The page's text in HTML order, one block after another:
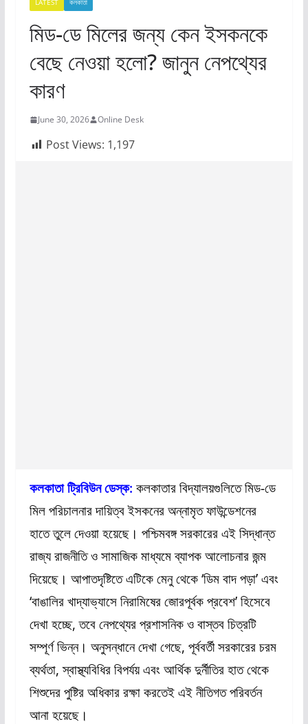
LATEST কলকাতা
মিড-ডে মিলের জন্য কেন ইসকনকে
বেছে নেওয়া হলো? জানুন নেপথ্যের
কারণ
June 30, 2026 Online Desk
Post Views: 1,197
কলকাতা ট্রিবিউন ডেস্ক: কলকাতার বিদ্যালয়গুলিতে মিড-ডে
মিল পরিচালনার দায়িত্ব ইসকনের অন্নামৃত ফাউন্ডেশনের
হাতে তুলে দেওয়া হয়েছে। পশ্চিমবঙ্গ সরকারের এই সিদ্ধান্ত
রাজ্য রাজনীতি ও সামাজিক মাধ্যমে ব্যাপক আলোচনার জন্ম
দিয়েছে। আপাতদৃষ্টিতে এটিকে মেনু থেকে ‘ডিম বাদ পড়া’ এবং
‘বাঙালির খাদ্যাভ্যাসে নিরামিষের জোরপূর্বক প্রবেশ’ হিসেবে
দেখা হচ্ছে, তবে নেপথ্যের প্রশাসনিক ও বাস্তব চিত্রটি
সম্পূর্ণ ভিন্ন। অনুসন্ধানে দেখা গেছে, পূর্ববর্তী সরকারের চরম
ব্যর্থতা, স্বাস্থ্যবিধির বিপর্যয় এবং আর্থিক দুর্নীতির হাত থেকে
শিশুদের পুষ্টির অধিকার রক্ষা করতেই এই নীতিগত পরিবর্তন
আনা হয়েছে।